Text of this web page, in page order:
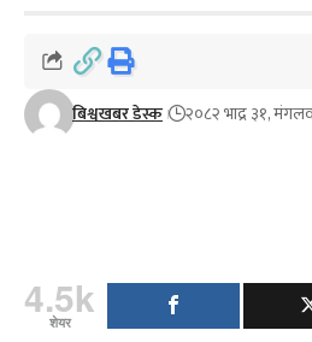
बिश्वखबर डेस्क २०८२ भाद्र ३१,
4.5k
शेयर